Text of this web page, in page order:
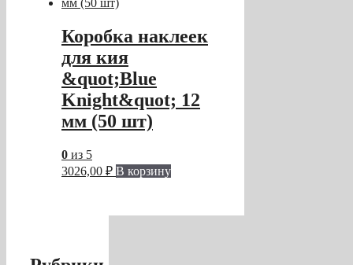
Коробка наклеек
для кия
&quot;Blue
Knight&quot; 12
мм (50 шт)
0 из 5
3026,00 ₽ В корзину